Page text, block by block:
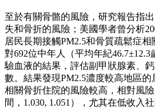
至於有關骨骼的風險，研究報告指
失和骨折的風險；美國學者曾分析
居民長期接觸PM2.5和骨質疏鬆症
對692位中年人（平均年紀
驗血液的結果，評估副甲狀腺素、
數。結果發現PM2.5濃度較高地區
相關骨折住院的風險較高，相對風
間，1.030, 1.051），尤其在低收入